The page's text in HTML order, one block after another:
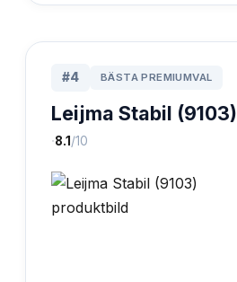
#4 BÄSTA PREMIUMVAL
Leijma Stabil (9103)
·8.1 /10